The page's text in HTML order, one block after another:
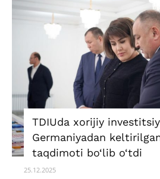
TDIUda xorijiy
Germaniyadan
taqdimoti bo‘lib o‘tdi
25.12.2025